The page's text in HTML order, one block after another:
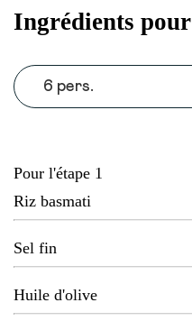
Ingrédients pour
6 pers.
Pour l'étape 1
Riz basmati
Sel fin
Huile d'olive